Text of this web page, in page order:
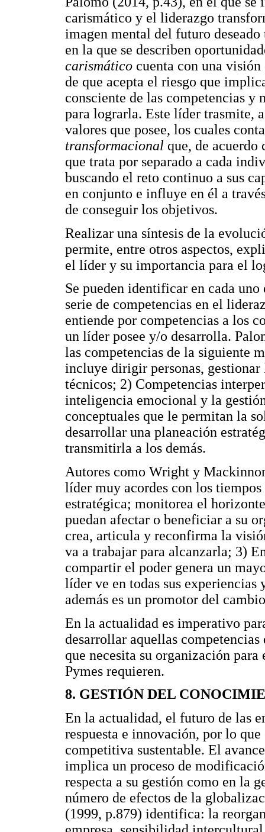
carismático y el liderazgo
imagen mental del futuro
en la que se describen
carismático cuenta con una
de que acepta el riesgo que
consciente de las competencias y
para lograrla. Este líder trasmite,
valores que posee, los cuales
transformacional que, de acuerdo
que trata por separado a cada
buscando el reto continuo a sus
en conjunto e influye en él a
de conseguir los objetivos.
Realizar una síntesis de la
permite, entre otros aspectos,
el líder y su importancia para el
Se pueden identificar en cada
serie de competencias en el
entiende por competencias a los
un líder posee y/o desarrolla.
las competencias de la siguiente
incluye dirigir personas, gestionar
técnicos; 2) Competencias
inteligencia emocional y la
conceptuales que le permitan la
desarrollar una planeación
transmitirla a los demás.
Autores como Wright y
líder muy acordes con los
estratégica; monitorea el
puedan afectar o beneficiar a su
crea, articula y reconfirma la
va a trabajar para alcanzarla; 3)
compartir el poder genera un
líder ve en todas sus experiencias
además es un promotor del
En la actualidad es imperativo
desarrollar aquellas
que necesita su organización
Pymes requieren.
8. GESTIÓN DEL
En la actualidad, el futuro de las
respuesta e innovación, por lo
competitiva sustentable. El
implica un proceso de
respecta a su gestión como en la
número de efectos de la
(1999, p.879) identifica: la